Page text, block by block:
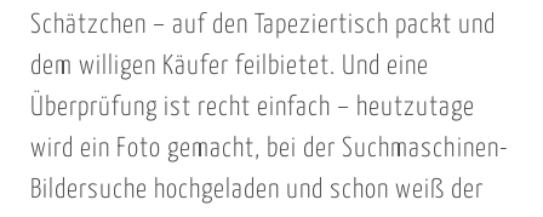
Schätzchen – auf den Tapeziertisch packt und
dem willigen Käufer feilbietet. Und eine
Überprüfung ist recht einfach – heutzutage
wird ein Foto gemacht, bei der Suchmaschinen-
Bildersuche hochgeladen und schon weiß der